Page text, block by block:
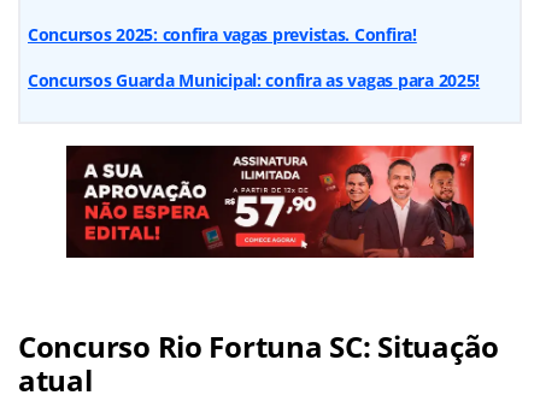
Concursos 2025: confira vagas previstas. Confira!
Concursos Guarda Municipal: confira as vagas para 2025!
Concurso Rio Fortuna SC: Situação
atual